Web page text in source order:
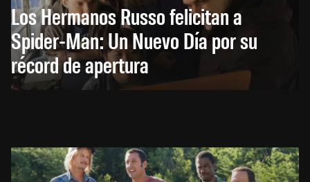
Los Hermanos Russo felicitan a
Spider-Man: Un Nuevo Día por su
récord de apertura